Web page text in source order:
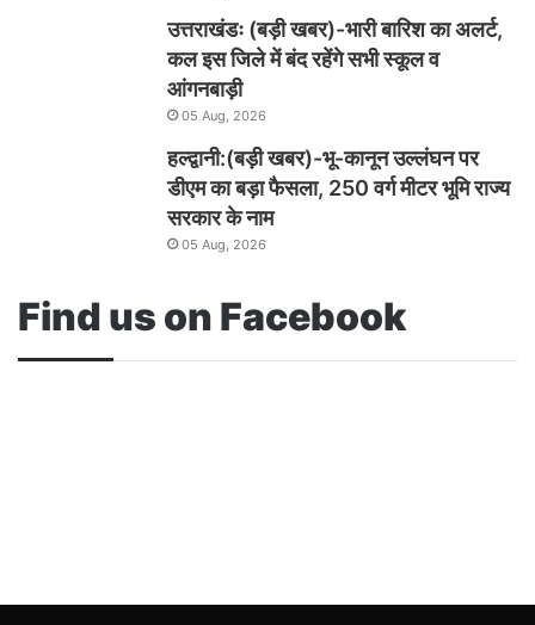
उत्तराखंडः (बड़ी खबर)-भारी बारिश का अलर्ट,
कल इस जिले में बंद रहेंगे सभी स्कूल व
आंगनबाड़ी
05 Aug, 2026
हल्द्वानी:(बड़ी खबर)-भू-कानून उल्लंघन पर
डीएम का बड़ा फैसला, 250 वर्ग मीटर भूमि राज्य
सरकार के नाम
05 Aug, 2026
Find us on Facebook